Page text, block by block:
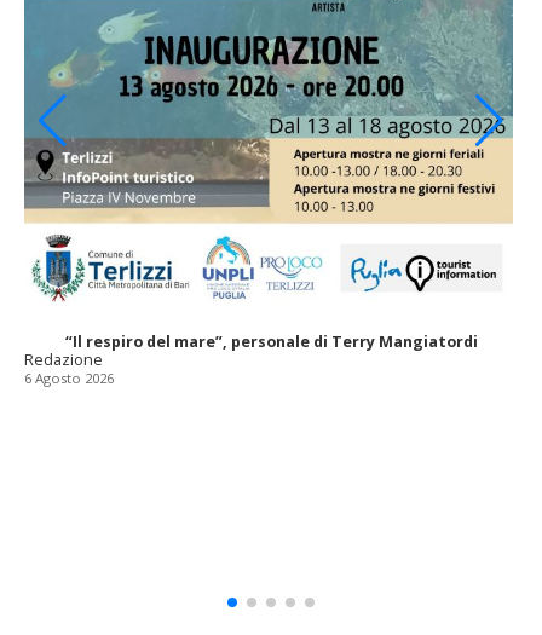
“Il respiro del mare”, personale di Terry Mangiatordi
Redazione
6 Agosto 2026